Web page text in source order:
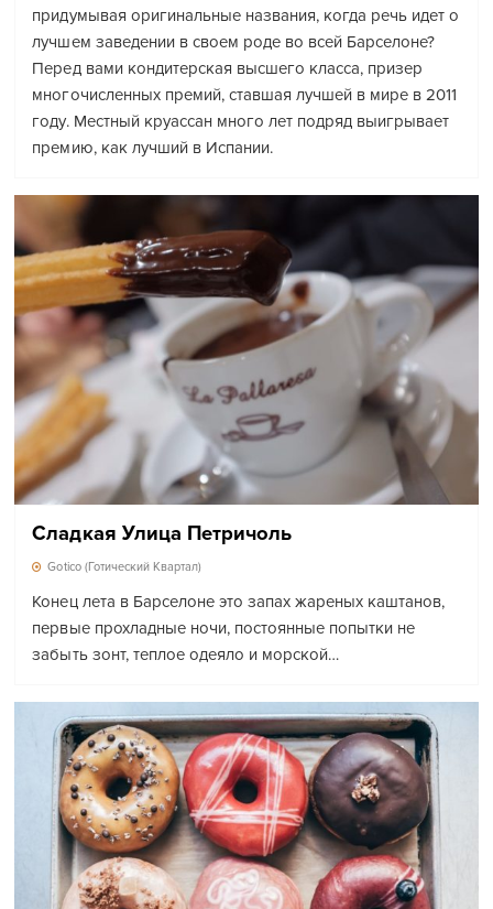
придумывая оригинальные названия, когда речь идет о
лучшем заведении в своем роде во всей Барселоне?
Перед вами кондитерская высшего класса, призер
многочисленных премий, ставшая лучшей в мире в 2011
году. Местный круассан много лет подряд выигрывает
премию, как лучший в Испании.
Сладкая Улица Петричоль
Gotico (Готический Квартал)
Конец лета в Барселоне это запах жареных каштанов,
первые прохладные ночи, постоянные попытки не
забыть зонт, теплое одеяло и морской…